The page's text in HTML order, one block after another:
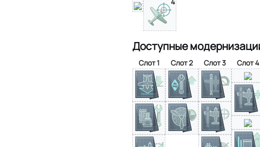
Доступные
Слот 1 Слот 2 Слот 3 Слот 4